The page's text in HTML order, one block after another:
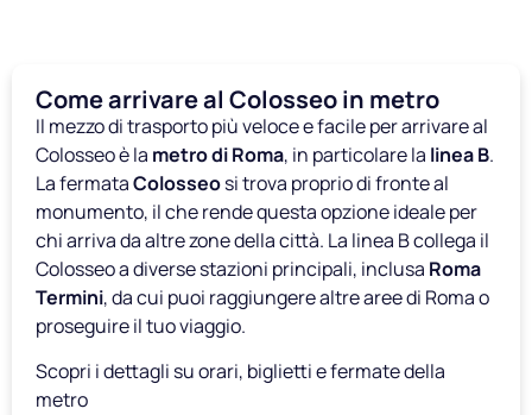
Come arrivare al Colosseo in metro
Il mezzo di trasporto più veloce e facile per arrivare al
Colosseo è la metro di Roma, in particolare la linea B.
La fermataColosseosi trova proprio di fronte al
monumento, il che rende questa opzione ideale per
chi arriva da altre zone della città. La linea B collega il
Colosseo a diverse stazioni principali, inclusa Roma
Termini, da cui puoi raggiungere altre aree di Roma o
proseguire il tuo viaggio.
Scopri i dettagli su orari, biglietti e fermate della
metro